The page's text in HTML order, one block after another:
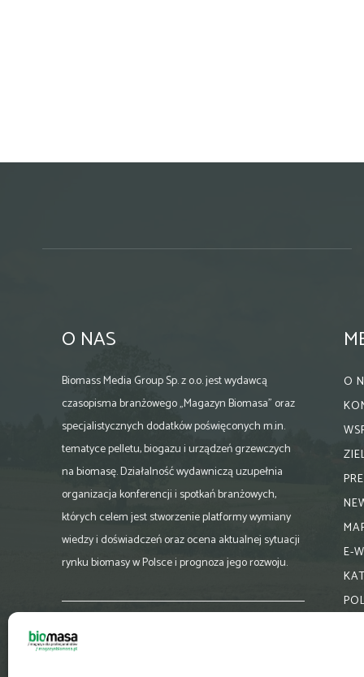
O NAS
Biomass Media Group Sp. z o.o. jest wydawcą
czasopisma branżowego „Magazyn Biomasa” oraz
specjalistycznych dodatków poświęconych m.in.
tematyce pelletu, biogazu i urządzeń grzewczych
na biomasę. Działalność wydawniczą uzupełnia
organizacja konferencji i spotkań branżowych,
których celem jest stworzenie platformy wymiany
wiedzy i doświadczeń oraz ocena aktualnej sytuacji
rynku biomasy w Polsce i prognoza jego rozwoju.
biuro@magazynbiomasa.pl
O
E-